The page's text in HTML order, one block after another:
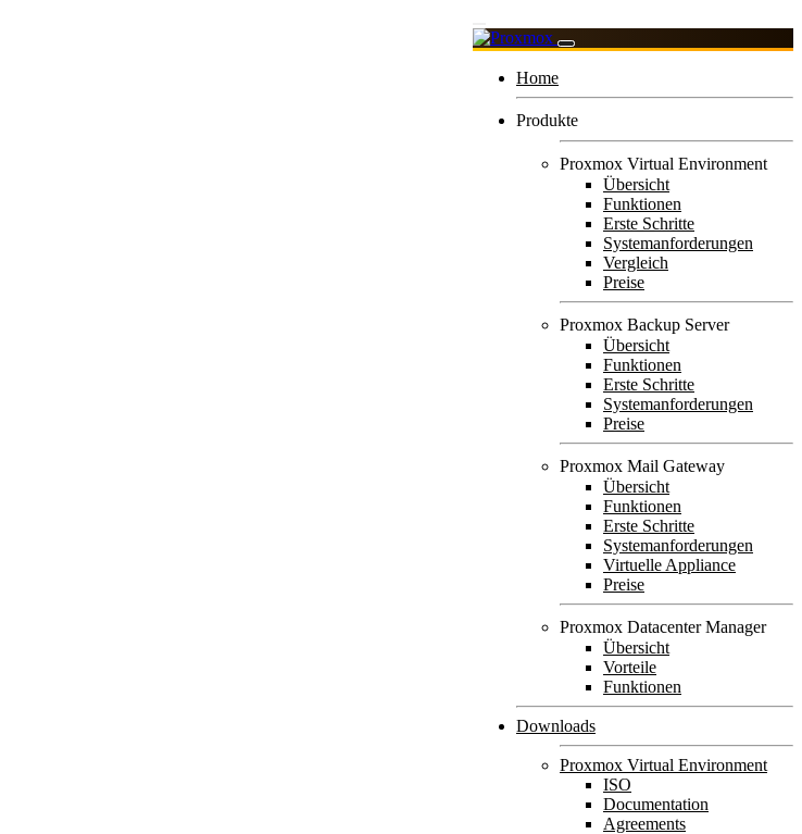
Home
Produkte
Proxmox Virtual Environment
Übersicht
Funktionen
Erste Schritte
Systemanforderungen
Vergleich
Preise
Proxmox Backup Server
Übersicht
Funktionen
Erste Schritte
Systemanforderungen
Preise
Proxmox Mail Gateway
Übersicht
Funktionen
Erste Schritte
Systemanforderungen
Virtuelle Appliance
Preise
Proxmox Datacenter Manager
Übersicht
Vorteile
Funktionen
Downloads
Proxmox Virtual Environment
ISO
Documentation
Agreements